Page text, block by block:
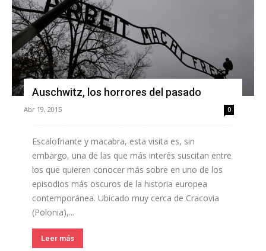
Auschwitz, los horrores del pasado
Abr 19, 2015 0
Escalofriante y macabra, esta visita es, sin
embargo, una de las que más interés suscitan entre
los que quieren conocer más sobre en uno de los
episodios más oscuros de la historia europea
contemporánea. Ubicado muy cerca de Cracovia
(Polonia),...
Leer más